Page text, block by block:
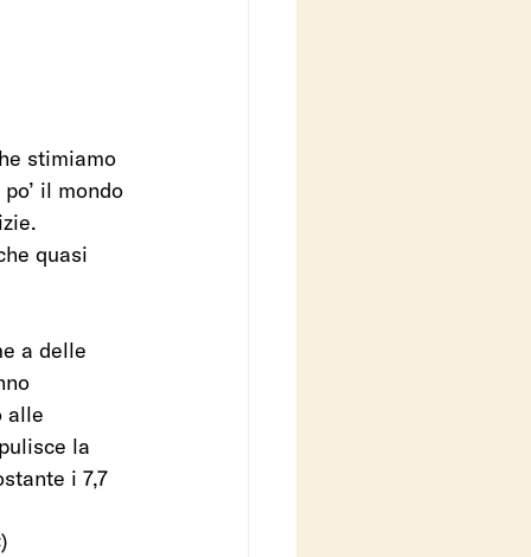
stimiamo
il mondo
quasi
a delle
alle
la
i 7,7